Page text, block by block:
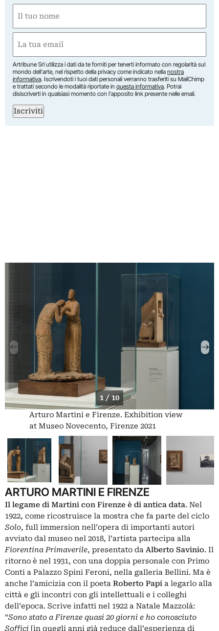
(Required)
First
(Required)
Artribune Srl utilizza i dati da te forniti per tenerti informato con regolarità sul
mondo dell'arte, nel rispetto della privacy come indicato nella nostra
informativa. Iscrivendoti i tuoi dati personali verranno trasferiti su MailChimp
e trattati secondo le modalità riportate in questa informativa. Potrai
disiscriverti in qualsiasi momento con l'apposito link presente nelle email.
Iscriviti
1 / 10
Arturo Martini e Firenze. Exhibition view
at Museo Novecento, Firenze 2021
ARTURO MARTINI E FIRENZE
Il legame di Martini con Firenze è di antica data. Nel
1922, come ricostruisce la mostra che fa parte del ciclo
Solo, full immersion nell’opera di importanti autori
avviato dal museo nel 2018, l’artista partecipa alla
Fiorentina Primaverile, presentato da Alberto Savinio. Il
ritorno è nel 1931, con una doppia personale con Primo
Conti a Palazzo Spini Feroni, nella galleria Bellini. Ma è
anche l’amicizia con il poeta Roberto Papi a legarlo alla
città e gli incontri con gli intellettuali e i colleghi
dell’epoca. Scrive infatti nel 1922 a Natale Mazzolà:
“Sono stato a Firenze quasi 20 giorni e ho conosciuto
Soffici [in quegli anni già reduce dall’esperienza di